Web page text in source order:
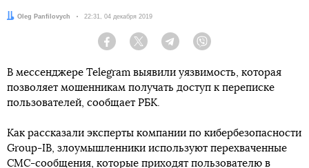
Автор:
Oleg Panfilovych Дата:
22:31, 04 декабря 2019
Facebook Twitter Telegram
В мессенджере Telegram выявили уязвимость, которая
позволяет мошенникам получать доступ к переписке
пользователей, сообщает РБК.
Как рассказали эксперты компании по кибербезопасности
Group-IB, злоумышленники используют перехваченные
СМС-сообщения, которые приходят пользователю в